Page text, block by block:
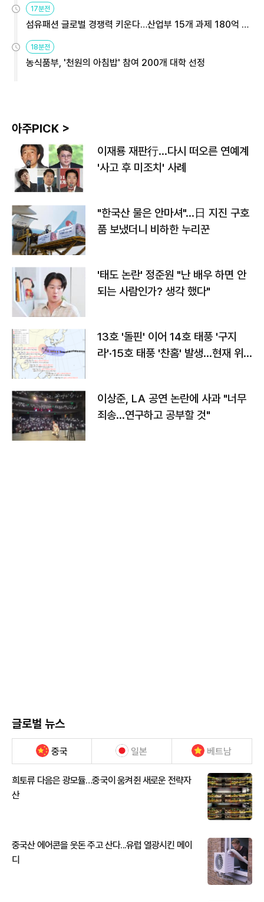
17분전
섬유패션 글로벌 경쟁력 키운다…산업부 15개 과제 180억 지
원
18분전
농식품부, '천원의 아침밥' 참여 200개 대학 선정
아주PICK >
이재룡 재판行…다시 떠오른 연예계
'사고 후 미조치' 사례
"한국산 물은 안마셔"…日 지진 구호
품 보냈더니 비하한 누리꾼
'태도 논란' 정준원 "난 배우 하면 안
되는 사람인가? 생각 했다"
13호 '돌핀' 이어 14호 태풍 '구지
라'·15호 태풍 '찬홈' 발생…현재 위
이상준, LA 공연 논란에 사과 "너무
죄송…연구하고 공부할 것"
글로벌 뉴스
중국 일본 베트남
희토류 다음은 광모듈…중국이 움켜쥔 새로운 전략자
산
중국산 에어콘을 웃돈 주고 산다...유럽 열광시킨 메이
디